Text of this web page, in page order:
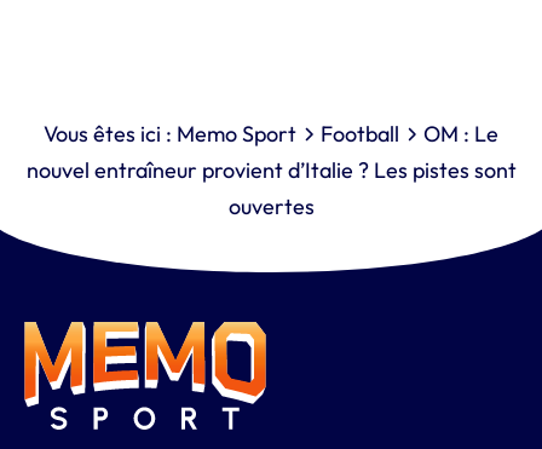
Vous êtes ici : Memo Sport Football
OM : Le
nouvel entraîneur provient d’Italie ? Les pistes sont
ouvertes